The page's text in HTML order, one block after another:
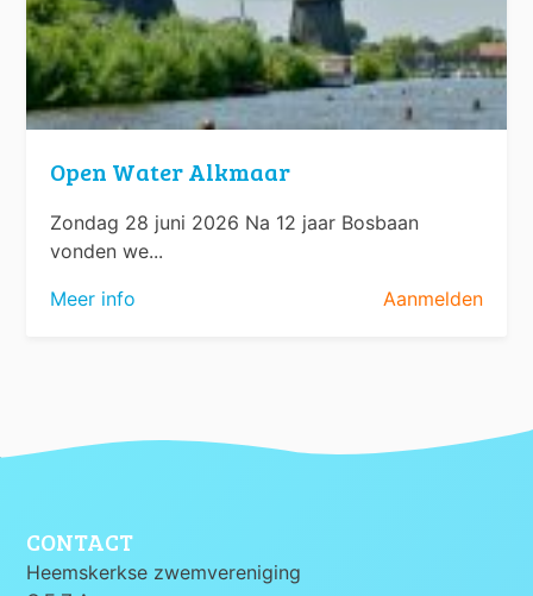
Open Water Alkmaar
Zondag 28 juni 2026 Na 12 jaar Bosbaan
vonden we...
Meer info
Aanmelden
CONTACT
Heemskerkse zwemvereniging